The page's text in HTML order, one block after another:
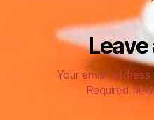
Leave
Your email
Required